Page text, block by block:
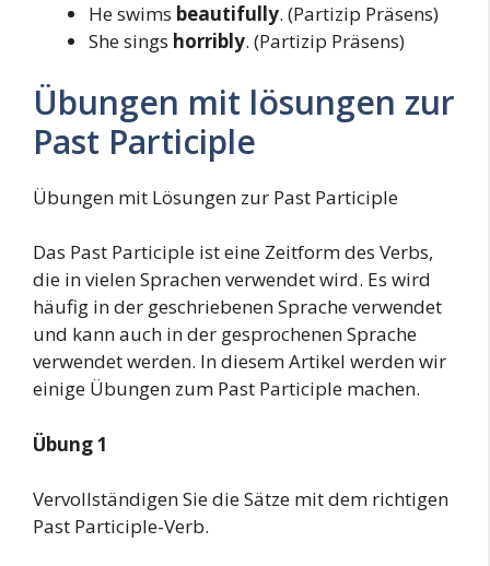
He swims beautifully. (Partizip Präsens)
She sings horribly. (Partizip Präsens)
Übungen mit lösungen zur
Past Participle
Übungen mit Lösungen zur Past Participle
Das Past Participle ist eine Zeitform des Verbs,
die in vielen Sprachen verwendet wird. Es wird
häufig in der geschriebenen Sprache verwendet
und kann auch in der gesprochenen Sprache
verwendet werden. In diesem Artikel werden wir
einige Übungen zum Past Participle machen.
Übung 1
Vervollständigen Sie die Sätze mit dem richtigen
Past Participle-Verb.